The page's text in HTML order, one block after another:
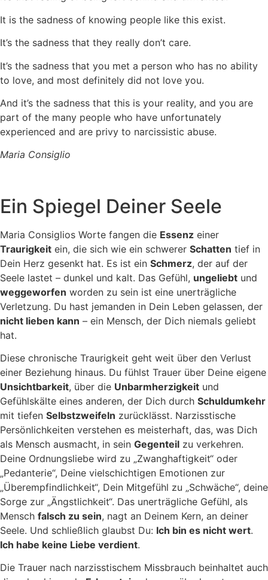
It is the sadness of knowing people like this exist.
It’s the sadness that they really don’t care.
It’s the sadness that you met a person who has no ability
to love, and most definitely did not love you.
And it’s the sadness that this is your reality, and you are
part of the many people who have unfortunately
experienced and are privy to narcissistic abuse.
Maria Consiglio
Ein Spiegel Deiner Seele
Maria Consiglios Worte fangen die Essenz einer
Traurigkeit ein, die sich wie ein schwerer Schatten tief in
Dein Herz gesenkt hat. Es ist ein Schmerz, der auf der
Seele lastet – dunkel und kalt. Das Gefühl, ungeliebt und
weggeworfen worden zu sein ist eine unerträgliche
Verletzung. Du hast jemanden in Dein Leben gelassen, der
nicht lieben kann – ein Mensch, der Dich niemals geliebt
hat.
Diese chronische Traurigkeit geht weit über den Verlust
einer Beziehung hinaus. Du fühlst Trauer über Deine eigene
Unsichtbarkeit, über die Unbarmherzigkeit und
Gefühlskälte eines anderen, der Dich durch Schuldumkehr
mit tiefen Selbstzweifeln zurücklässt. Narzisstische
Persönlichkeiten verstehen es meisterhaft, das, was Dich
als Mensch ausmacht, in sein Gegenteil zu verkehren.
Deine Ordnungsliebe wird zu „Zwanghaftigkeit“ oder
„Pedanterie“, Deine vielschichtigen Emotionen zur
„Überempfindlichkeit“, Dein Mitgefühl zu „Schwäche“, deine
Sorge zur „Ängstlichkeit“. Das unerträgliche Gefühl, als
Mensch falsch zu sein, nagt an Deinem Kern, an deiner
Seele. Und schließlich glaubst Du: Ich bin es nicht wert.
Ich habe keine Liebe verdient.
Die Trauer nach narzisstischem Missbrauch beinhaltet auch